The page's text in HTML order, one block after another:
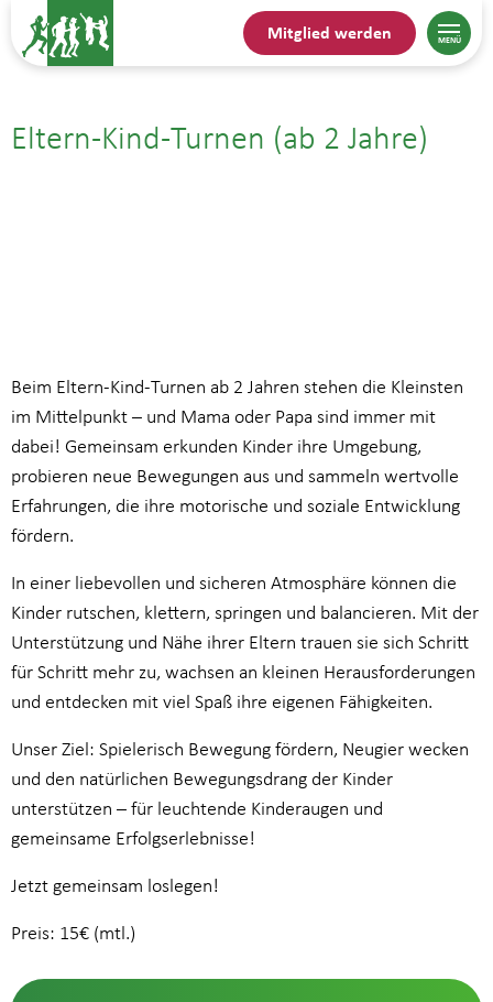
Mitglied werden
Eltern-Kind-Turnen (ab 2 Jahre)
Beim Eltern-Kind-Turnen ab 2 Jahren stehen die Kleinsten
im Mittelpunkt – und Mama oder Papa sind immer mit
dabei! Gemeinsam erkunden Kinder ihre Umgebung,
probieren neue Bewegungen aus und sammeln wertvolle
Erfahrungen, die ihre motorische und soziale Entwicklung
fördern.
In einer liebevollen und sicheren Atmosphäre können die
Kinder rutschen, klettern, springen und balancieren. Mit der
Unterstützung und Nähe ihrer Eltern trauen sie sich Schritt
für Schritt mehr zu, wachsen an kleinen Herausforderungen
und entdecken mit viel Spaß ihre eigenen Fähigkeiten.
Unser Ziel: Spielerisch Bewegung fördern, Neugier wecken
und den natürlichen Bewegungsdrang der Kinder
unterstützen – für leuchtende Kinderaugen und
gemeinsame Erfolgserlebnisse!
Jetzt gemeinsam loslegen!
Preis: 15€ (mtl.)